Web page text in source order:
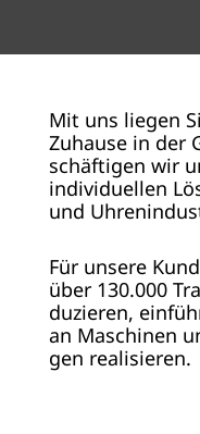
Mit uns lie­gen
Zu­hau­se in der
schäf­ti­gen wir
in­di­vi­du­el­len
und
Für un­se­re
über 130.000
du­zie­ren,
an Ma­schi­nen
gen rea­li­sie­ren.